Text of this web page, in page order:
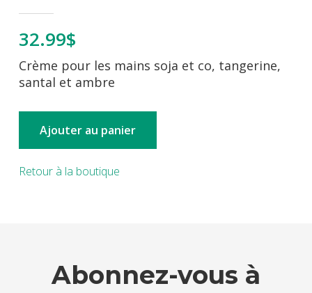
32.99$
Crème pour les mains soja et co, tangerine,
santal et ambre
Ajouter au panier
Retour à la boutique
Abonnez-vous à